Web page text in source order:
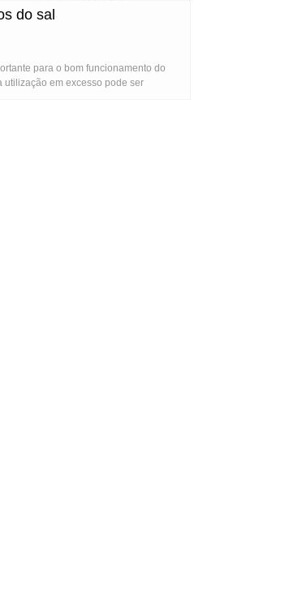
do sal
para o bom funcionamento do
utilização em excesso pode ser